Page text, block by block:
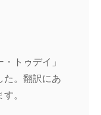
トゥデイ」
た。翻訳にあ
。